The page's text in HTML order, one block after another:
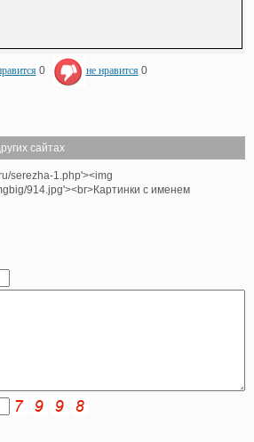
0 не нравится 0
сайтах
serezha-1.php'><img
914.jpg'><br>Картинки с именем